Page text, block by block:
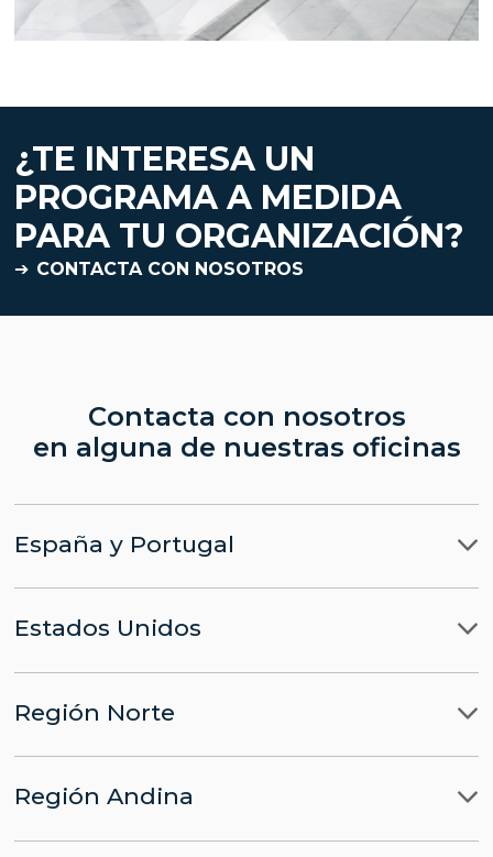
¿TE INTERESA UN
PROGRAMA A MEDIDA
PARA TU ORGANIZACIÓN?
CONTACTA CON NOSOTROS
Contacta con nosotros
en alguna de nuestras oficinas
España y Portugal
Madrid
Barcelona
Lisboa
Bruselas
Estados Unidos
Miami
Nueva York
Washington
Región Norte
Ciudad de México
Panamá
Santo Domingo
Región Andina
Lima